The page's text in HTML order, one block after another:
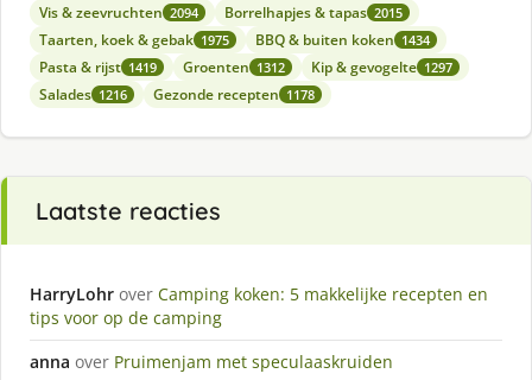
Vis & zeevruchten 2094 Borrelhapjes & tapas 2015
Taarten, koek & gebak 1975 BBQ & buiten koken 1434
Pasta & rijst 1419 Groenten 1312 Kip & gevogelte 1297
Salades 1216 Gezonde recepten 1178
Laatste reacties
HarryLohr over Camping koken: 5 makkelijke recepten en
tips voor op de camping
anna over Pruimenjam met speculaaskruiden